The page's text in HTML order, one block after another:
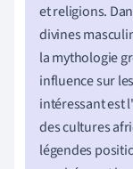
et religions.
divines
la mythologie
influence sur
intéressant est
des cultures
légendes